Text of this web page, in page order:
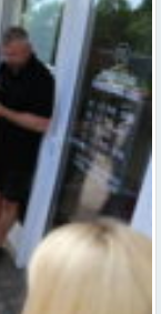
jaunas klientu